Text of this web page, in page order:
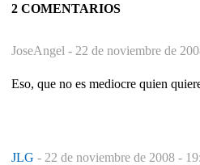
2 COMENTARIOS
JoseAngel - 22 de noviembre de
Eso, que no es mediocre quien
JLG - 22 de noviembre de 2008 -